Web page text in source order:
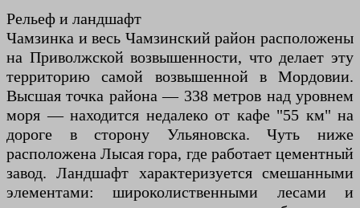
Рельеф и ландшафт
Чамзинка и весь Чамзинский район расположены
на Приволжской возвышенности, что делает эту
территорию самой возвышенной в Мордовии.
Высшая точка района — 338 метров над уровнем
моря — находится недалеко от кафе "55 км" на
дороге в сторону Ульяновска. Чуть ниже
расположена Лысая гора, где работает цементный
завод. Ландшафт характеризуется смешанными
элементами: широколиственными лесами и